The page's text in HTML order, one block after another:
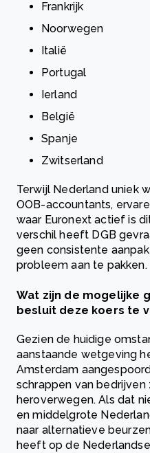
Frankrijk
Noorwegen
Italië
Portugal
Ierland
België
Spanje
Zwitserland
Terwijl Nederland uniek
OOB-accountants,
waar Euronext actief is
verschil heeft DGB
geen consistente aanp
probleem aan te pakken.
Wat zijn de mogelijke
besluit deze koers te
Gezien de huidige
aanstaande wetgeving
Amsterdam
schrappen van
heroverwegen. Als dat
en middelgrote
naar alternatieve
heeft op de